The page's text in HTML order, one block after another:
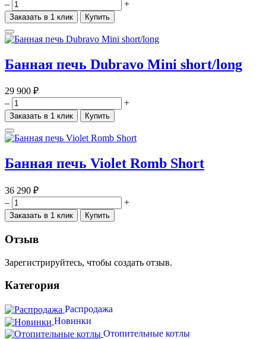
– +
Заказать в 1 клик Купить
Банная печь Dubravo Mini short/long
29 900 ₽
–
+
Заказать в 1 клик Купить
Банная печь Violet Romb Short
36 290 ₽
–
+
Заказать в 1 клик Купить
Отзыв
Зарегистрируйтесь, чтобы создать отзыв.
Категория
Распродажа
Новинки
Отопительные котлы